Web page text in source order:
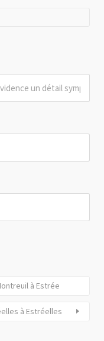
à Estrée
à Estréelles